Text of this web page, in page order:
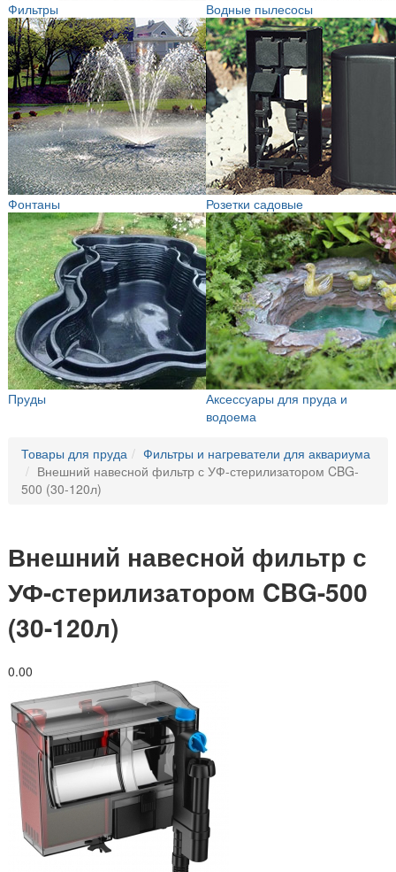
Фильтры Водные пылесосы
Фонтаны Розетки садовые
Пруды
Аксессуары для пруда и
водоема
Товары для пруда
Фильтры и нагреватели для аквариума
Внешний навесной фильтр с УФ-стерилизатором CBG-
500 (30-120л)
Внешний навесной фильтр с
УФ-стерилизатором CBG-500
(30-120л)
0.00